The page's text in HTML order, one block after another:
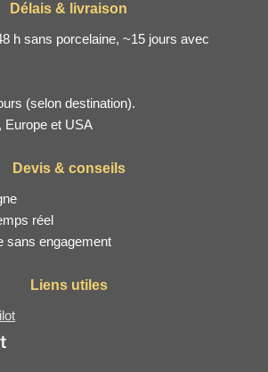
Délais & livraison
h sans porcelaine, ~15 jours avec
(selon destination).
Europe et USA
Devis & conseils
réel
sans engagement
Liens utiles